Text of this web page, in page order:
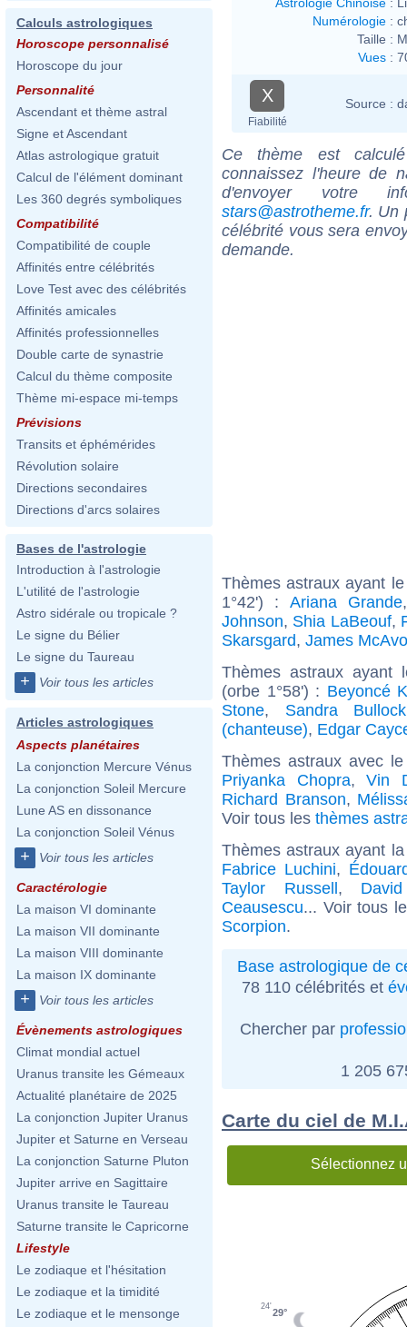
Calculs astrologiques
Horoscope personnalisé
Horoscope du jour
Personnalité
Ascendant et thème astral
Signe et Ascendant
Atlas astrologique gratuit
Calcul de l'élément dominant
Les 360 degrés symboliques
Compatibilité
Compatibilité de couple
Affinités entre célébrités
Love Test avec des célébrités
Affinités amicales
Affinités professionnelles
Double carte de synastrie
Calcul du thème composite
Thème mi-espace mi-temps
Prévisions
Transits et éphémérides
Révolution solaire
Directions secondaires
Directions d'arcs solaires
Bases de l'astrologie
Introduction à l'astrologie
L'utilité de l'astrologie
Astro sidérale ou tropicale ?
Le signe du Bélier
Le signe du Taureau
+ Voir tous les articles
Articles astrologiques
Aspects planétaires
La conjonction Mercure Vénus
La conjonction Soleil Mercure
Lune AS en dissonance
La conjonction Soleil Vénus
+ Voir tous les articles
Caractérologie
La maison VI dominante
La maison VII dominante
La maison VIII dominante
La maison IX dominante
+ Voir tous les articles
Évènements astrologiques
Climat mondial actuel
Uranus transite les Gémeaux
Actualité planétaire de 2025
La conjonction Jupiter Uranus
Jupiter et Saturne en Verseau
La conjonction Saturne Pluton
Jupiter arrive en Sagittaire
Uranus transite le Taureau
Saturne transite le Capricorne
Lifestyle
Le zodiaque et l'hésitation
Le zodiaque et la timidité
Le zodiaque et le mensonge
Numérologie :
Taille :
Vues :
X
Fiabilité
Source :
Ce thème est
connaissez l'heure de
d'envoyer votre
stars@astrotheme.fr. Un
célébrité vous sera
demande.
Thèmes astraux ayant
1°42') : Ariana Grande
Johnson, Shia LaBeouf,
Skarsgard, James
Thèmes astraux ayant
(orbe 1°58') : Beyoncé
Stone, Sandra Bullock
(chanteuse), Edgar
Thèmes astraux avec
Priyanka Chopra,Vin
Richard Branson,
Voir tous les thèmes
Thèmes astraux ayant
Fabrice Luchini,
Taylor Russell,
Ceausescu... Voir tous
Scorpion.
Base astrologique de
78 110 célébrités et
Chercher par
1 205
Carte du ciel de
Sélectionnez
29°
24'